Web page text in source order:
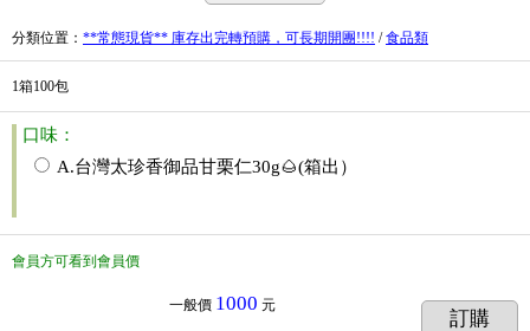
分類位置 ： **常態現貨** 庫存出完轉預購，可長期開團!!!! /食品類
1箱100包
口味：
A.台灣太珍香御品甘栗仁30g🌰(箱出）
會員方可看到會員價
一般價 1000 元
訂購